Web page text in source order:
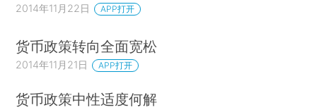
2014年11月22日 APP打开
货币政策转向全面宽松
2014年11月21日 APP打开
货币政策中性适度何解